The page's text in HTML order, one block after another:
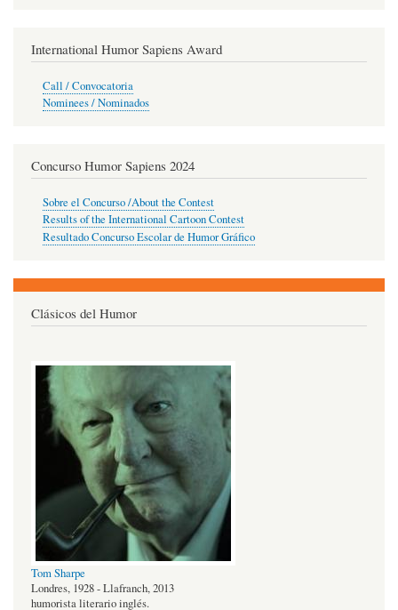
International Humor Sapiens Award
Call / Convocatoria
Nominees / Nominados
Concurso Humor Sapiens 2024
Sobre el Concurso /About the Contest
Results of the International Cartoon Contest
Resultado Concurso Escolar de Humor Gráfico
Clásicos del Humor
Tom Sharpe
Londres, 1928 - Llafranch, 2013
humorista literario inglés.